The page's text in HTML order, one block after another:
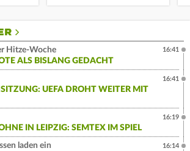
Hitze-Woche
ALS BISLANG GEDACHT
16:41
UEFA DROHT WEITER MIT
16:41
IN LEIPZIG: SEMTEX IM SPIEL
16:19
laden ein
16:14